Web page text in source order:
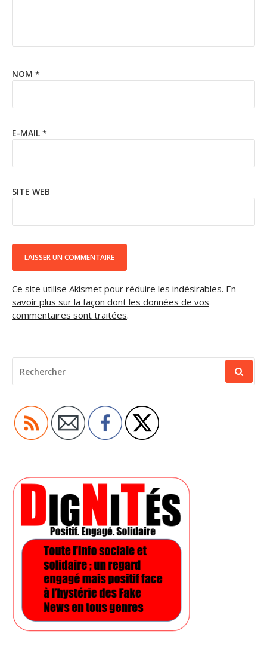
NOM *
E-MAIL *
SITE WEB
Ce site utilise Akismet pour réduire les indésirables. En
savoir plus sur la façon dont les données de vos
commentaires sont traitées.
POUR
: